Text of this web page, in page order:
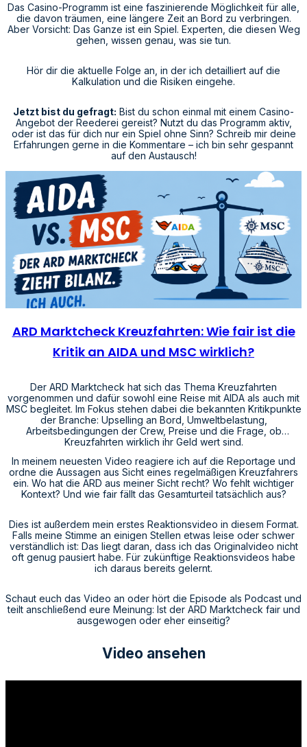
Das Casino-Programm ist eine faszinierende Möglichkeit für alle,
die davon träumen, eine längere Zeit an Bord zu verbringen.
Aber Vorsicht: Das Ganze ist ein Spiel. Experten, die diesen Weg
gehen, wissen genau, was sie tun.
Hör dir die aktuelle Folge an, in der ich detailliert auf die
Kalkulation und die Risiken eingehe.
Jetzt bist du gefragt: Bist du schon einmal mit einem Casino-
Angebot der Reederei gereist? Nutzt du das Programm aktiv,
oder ist das für dich nur ein Spiel ohne Sinn? Schreib mir deine
Erfahrungen gerne in die Kommentare – ich bin sehr gespannt
auf den Austausch!
ARD Marktcheck Kreuzfahrten: Wie fair ist die
Kritik an AIDA und MSC wirklich?
Der ARD Marktcheck hat sich das Thema Kreuzfahrten
vorgenommen und dafür sowohl eine Reise mit AIDA als auch mit
MSC begleitet. Im Fokus stehen dabei die bekannten Kritikpunkte
der Branche: Upselling an Bord, Umweltbelastung,
Arbeitsbedingungen der Crew, Preise und die Frage, ob
Kreuzfahrten wirklich ihr Geld wert sind.
In meinem neuesten Video reagiere ich auf die Reportage und
ordne die Aussagen aus Sicht eines regelmäßigen Kreuzfahrers
ein. Wo hat die ARD aus meiner Sicht recht? Wo fehlt wichtiger
Kontext? Und wie fair fällt das Gesamturteil tatsächlich aus?
Dies ist außerdem mein erstes Reaktionsvideo in diesem Format.
Falls meine Stimme an einigen Stellen etwas leise oder schwer
verständlich ist: Das liegt daran, dass ich das Originalvideo nicht
oft genug pausiert habe. Für zukünftige Reaktionsvideos habe
ich daraus bereits gelernt.
Schaut euch das Video an oder hört die Episode als Podcast und
teilt anschließend eure Meinung: Ist der ARD Marktcheck fair und
ausgewogen oder eher einseitig?
Video ansehen